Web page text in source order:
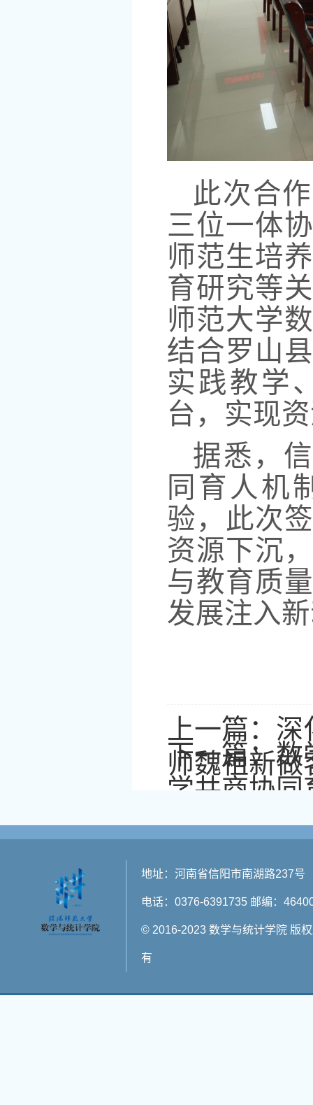
此次合
三位一体
师范生培
育研究等
师范大学
结合罗山
实践教学
台，实现
据悉，
同育人机
验，此次
资源下沉
与教育质
发展注入
上一篇： 深
师魏祖新
下一篇：数
学共商协
地址：河南省信阳市南湖路237号
电话：0376-6391735 邮编：
© 2016-2023 数学与统计学院 版
有